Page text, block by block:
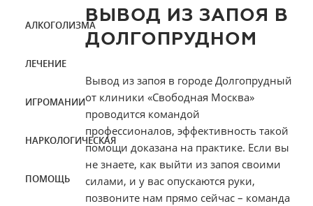
АЛКОГОЛИЗМА
ЛЕЧЕНИЕ
ИГРОМАНИИ
НАРКОЛОГИЧЕСКАЯ
ПОМОЩЬ
ВЫВОД ИЗ ЗАПОЯ В
ДОЛГОПРУДНОМ
Вывод из запоя в городе Долгопрудный
от клиники «Свободная Москва»
проводится командой
профессионалов, эффективность такой
помощи доказана на практике. Если вы
не знаете, как выйти из запоя своими
силами, и у вас опускаются руки,
позвоните нам прямо сейчас – команда